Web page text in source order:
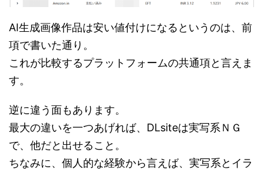
AI生成画像作品は安い値付けになるというのは、前
項で書いた通り。
これが比較するプラットフォームの共通項と言えま
す。
逆に違う面もあります。
最大の違いを一つあげれば、DLsiteは実写系ＮＧ
で、他だと出せること。
ちなみに、個人的な経験から言えば、実写系とイラ